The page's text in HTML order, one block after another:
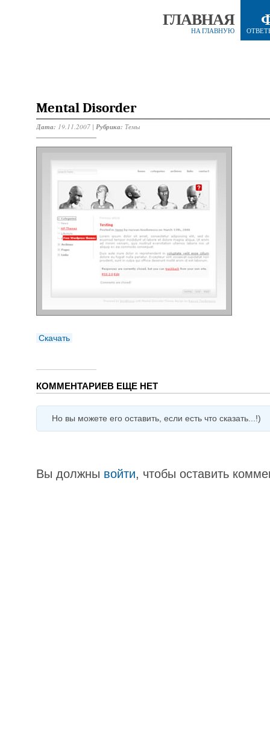
ГЛАВНАЯ
НА ГЛАВНУЮ
Mental Disorder
Дата: 19.11.2007 | Рубрика: Темы
Скачать
КОММЕНТАРИЕВ ЕЩЕ НЕТ
Но вы можете его оставить, если есть что сказать...!)
Вы должны войти, чтобы оставить